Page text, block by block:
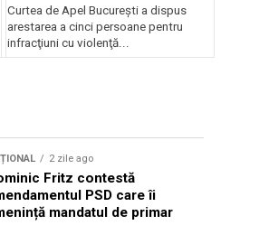
Curtea de Apel Bucureşti a dispus
arestarea a cinci persoane pentru
infracţiuni cu violenţă...
2 zile ago
Fritz contestă
PSD care îi
mandatul de primar